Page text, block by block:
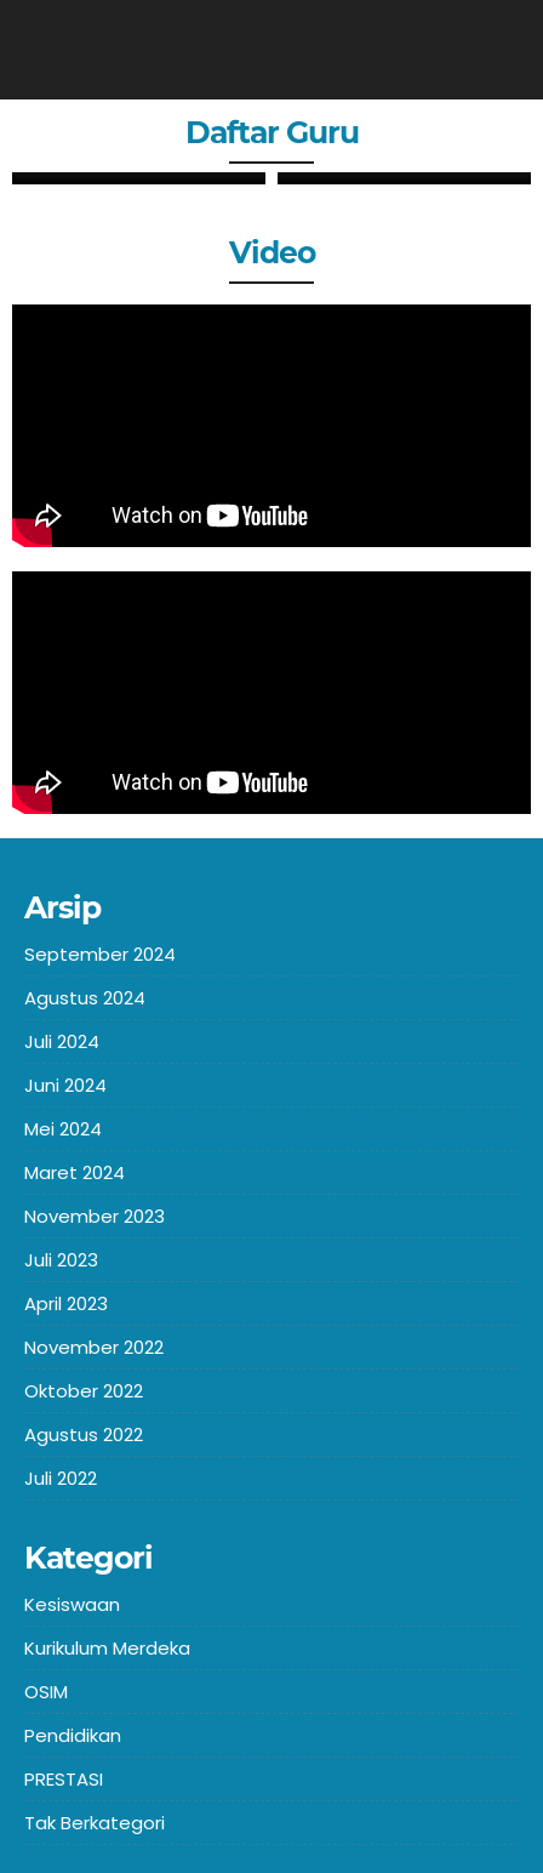
Daftar Guru
ZHERY OKTANDI, S.Pd ANDRI MAULANA, S.Pd
Video
Arsip
September 2024
Agustus 2024
Juli 2024
Juni 2024
Mei 2024
Maret 2024
November 2023
Juli 2023
April 2023
November 2022
Oktober 2022
Agustus 2022
Juli 2022
Kategori
Kesiswaan
Kurikulum Merdeka
OSIM
Pendidikan
PRESTASI
Tak Berkategori